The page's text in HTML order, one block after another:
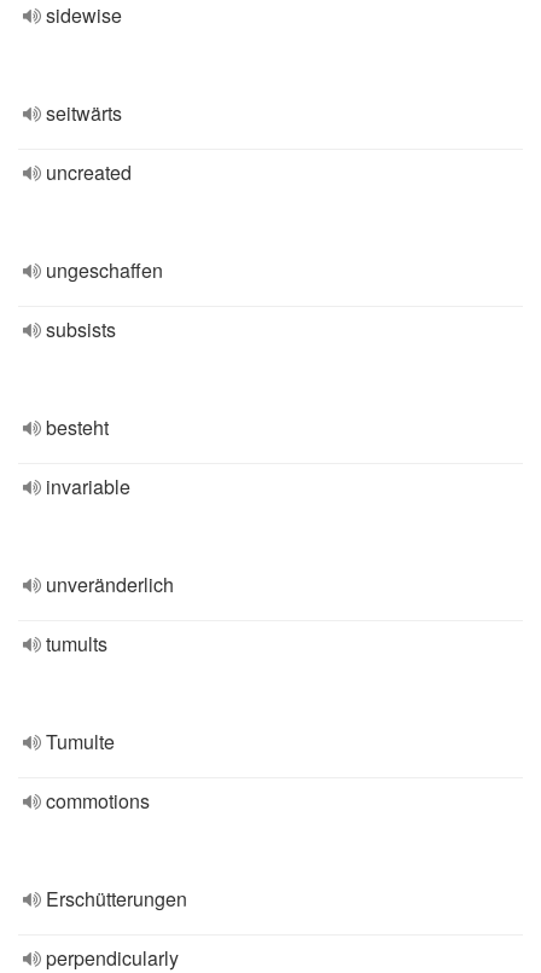
sidewise
seitwärts
uncreated
ungeschaffen
subsists
besteht
invariable
unveränderlich
tumults
Tumulte
commotions
Erschütterungen
perpendicularly